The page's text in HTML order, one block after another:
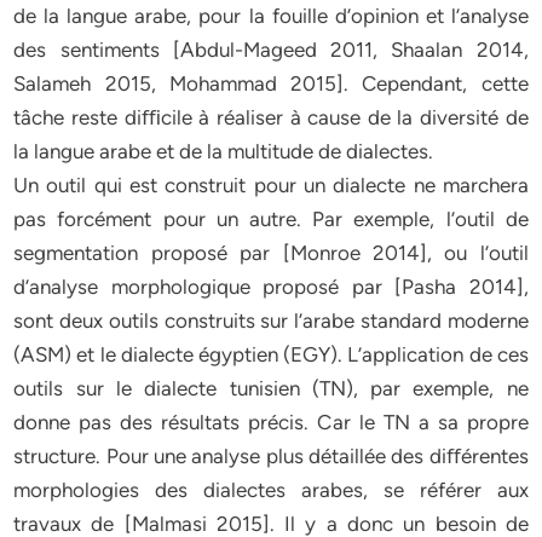
de la langue arabe, pour la fouille d’opinion et l’analyse
des sentiments [Abdul-Mageed 2011, Shaalan 2014,
Salameh 2015, Mohammad 2015]. Cependant, cette
tâche reste diﬃcile à réaliser à cause de la diversité de
la langue arabe et de la multitude de dialectes.
Un outil qui est construit pour un dialecte ne marchera
pas forcément pour un autre. Par exemple, l’outil de
segmentation proposé par [Monroe 2014], ou l’outil
d’analyse morphologique proposé par [Pasha 2014],
sont deux outils construits sur l’arabe standard moderne
(ASM) et le dialecte égyptien (EGY). L’application de ces
outils sur le dialecte tunisien (TN), par exemple, ne
donne pas des résultats précis. Car le TN a sa propre
structure. Pour une analyse plus détaillée des diﬀérentes
morphologies des dialectes arabes, se référer aux
travaux de [Malmasi 2015]. Il y a donc un besoin de